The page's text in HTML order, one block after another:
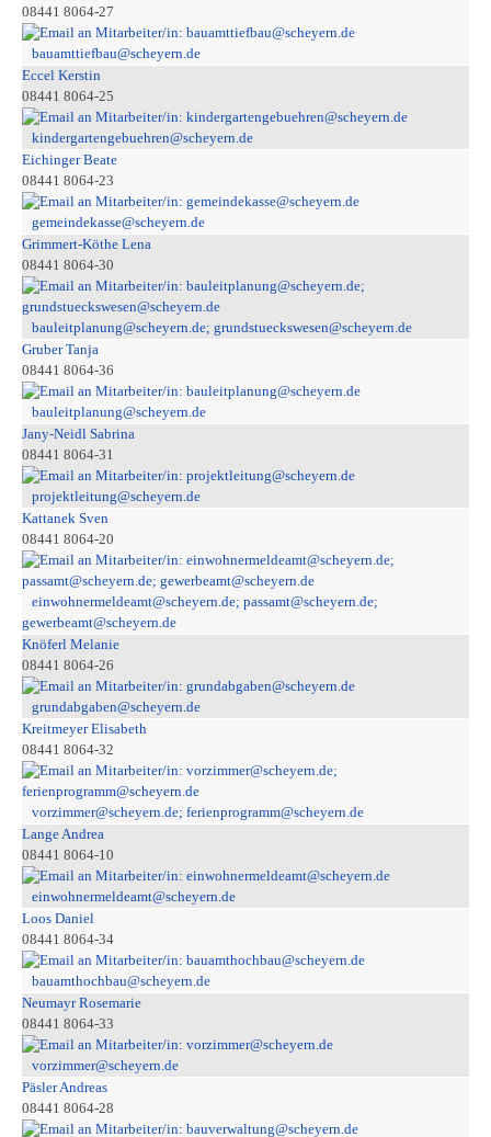
08441 8064-27
bauamttiefbau@scheyern.de
Eccel Kerstin
08441 8064-25
kindergartengebuehren@scheyern.de
Eichinger Beate
08441 8064-23
gemeindekasse@scheyern.de
Grimmert-Köthe Lena
08441 8064-30
bauleitplanung@scheyern.de; grundstueckswesen@scheyern.de
Gruber Tanja
08441 8064-36
bauleitplanung@scheyern.de
Jany-Neidl Sabrina
08441 8064-31
projektleitung@scheyern.de
Kattanek Sven
08441 8064-20
einwohnermeldeamt@scheyern.de; passamt@scheyern.de;
gewerbeamt@scheyern.de
Knöferl Melanie
08441 8064-26
grundabgaben@scheyern.de
Kreitmeyer Elisabeth
08441 8064-32
vorzimmer@scheyern.de; ferienprogramm@scheyern.de
Lange Andrea
08441 8064-10
einwohnermeldeamt@scheyern.de
Loos Daniel
08441 8064-34
bauamthochbau@scheyern.de
Neumayr Rosemarie
08441 8064-33
vorzimmer@scheyern.de
Päsler Andreas
08441 8064-28